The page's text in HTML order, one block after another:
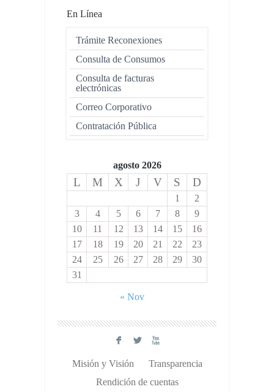
En Línea
Trámite Reconexiones
Consulta de Consumos
Consulta de facturas
electrónicas
Correo Corporativo
Contratación Pública
agosto 2026
L M X J V S D
1
2
3
4 5 6 7 8
9
10
11 12 13 14 15
16
17
18 19 20 21 22
23
24
25 26 27 28 29
30
31
« Nov
F L X
Misión y Visión
Transparencia
Rendición de cuentas